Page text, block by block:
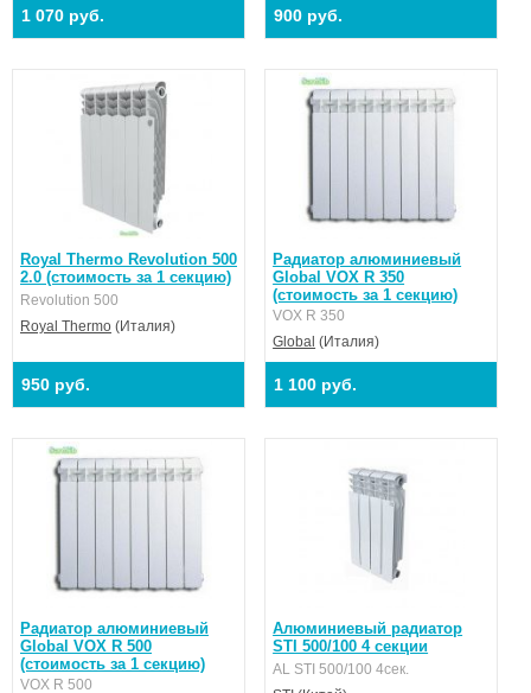
1 070 руб. 900 руб.
Royal Thermo Revolution 500
2.0 (стоимость за 1 секцию)
Revolution 500
Royal Thermo (Италия)
950 руб.
Радиатор алюминиевый
Global VOX R 350
(стоимость за 1 секцию)
VOX R 350
Global (Италия)
1 100 руб.
Радиатор алюминиевый
Global VOX R 500
(стоимость за 1 секцию)
VOX R 500
Алюминиевый радиатор
STI 500/100 4 секции
AL STI 500/100 4сек.